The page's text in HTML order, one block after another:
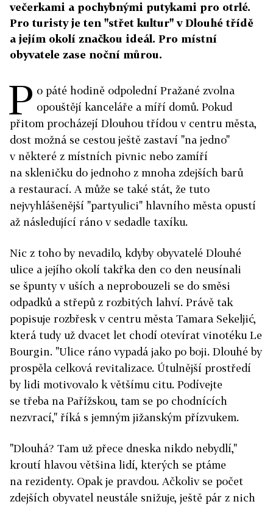
večerkami a pochybnými putykami pro otrlé.
Pro turisty je ten "střet kultur" v Dlouhé třídě
a jejím okolí značkou ideál. Pro místní
obyvatele zase noční můrou.
P o páté hodině odpolední Pražané zvolna
opouštějí kanceláře a míří domů. Pokud
přitom procházejí Dlouhou třídou v centru města,
dost možná se cestou ještě zastaví "na jedno"
v některé z místních pivnic nebo zamíří
na skleničku do jednoho z mnoha zdejších barů
a restaurací. A může se také stát, že tuto
nejvyhlášenější "partyulici" hlavního města opustí
až následující ráno v sedadle taxíku.
Nic z toho by nevadilo, kdyby obyvatelé Dlouhé
ulice a jejího okolí takřka den co den neusínali
se špunty v uších a neprobouzeli se do směsi
odpadků a střepů z rozbitých lahví. Právě tak
popisuje rozbřesk v centru města Tamara Sekeljić,
která tudy už dvacet let chodí otevírat vinotéku Le
Bourgin. "Ulice ráno vypadá jako po boji. Dlouhé by
prospěla celková revitalizace. Útulnější prostředí
by lidi motivovalo k většímu citu. Podívejte
se třeba na Pařížskou, tam se po chodnících
nezvrací," říká s jemným jižanským přízvukem.
"Dlouhá? Tam už přece dneska nikdo nebydlí,"
kroutí hlavou většina lidí, kterých se ptáme
na rezidenty. Opak je pravdou. Ačkoliv se počet
zdejších obyvatel neustále snižuje, ještě pár z nich